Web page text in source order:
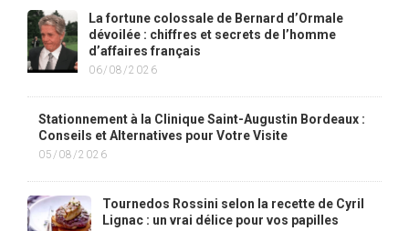
La fortune colossale de Bernard d’Ormale
dévoilée : chiffres et secrets de l’homme
d’affaires français
06/08/2026
Stationnement à la Clinique Saint-Augustin Bordeaux :
Conseils et Alternatives pour Votre Visite
05/08/2026
Tournedos Rossini selon la recette de Cyril
Lignac : un vrai délice pour vos papilles